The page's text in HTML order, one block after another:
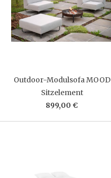
Outdoor-Modulsofa MOOD
Sitzelement
899,00 €